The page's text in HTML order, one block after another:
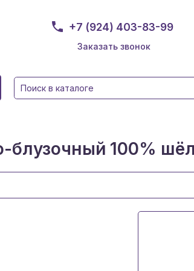
+7 (924) 403-83-99
Заказать звонок
блузочный 100%